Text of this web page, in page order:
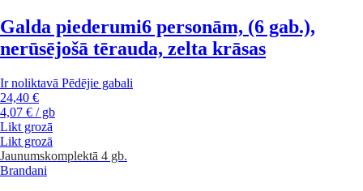
Galda piederumi6 personām, (6 gab.),
nerūsējošā tērauda, zelta krāsas
Ir noliktavā Pēdējie gabali
24,40 €
4,07 € / gb
Likt grozā
Likt grozā
Jaunumskomplektā 4 gb.
Brandani